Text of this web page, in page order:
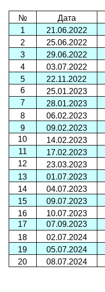
№ Дата
1
21.06.2022
2
25.06.2022
3
29.06.2022
4
03.07.2022
5
22.11.2022
6
25.01.2023
7
28.01.2023
8
06.02.2023
9
09.02.2023
10
14.02.2023
11
17.02.2023
12
23.03.2023
13
01.07.2023
14
04.07.2023
15
09.07.2023
16
10.07.2023
17
07.09.2023
18
02.07.2024
19
05.07.2024
20
08.07.2024